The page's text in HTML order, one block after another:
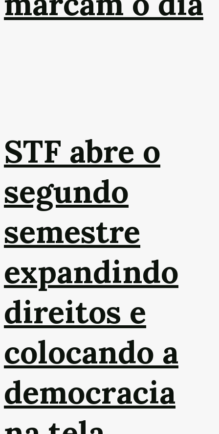
STF abre o
segundo
semestre
expandindo
direitos e
colocando a
democracia